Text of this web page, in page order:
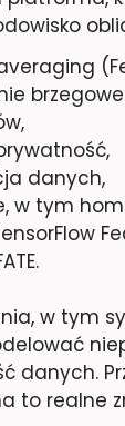
danych,
w tym
w tym
danych.
to realne